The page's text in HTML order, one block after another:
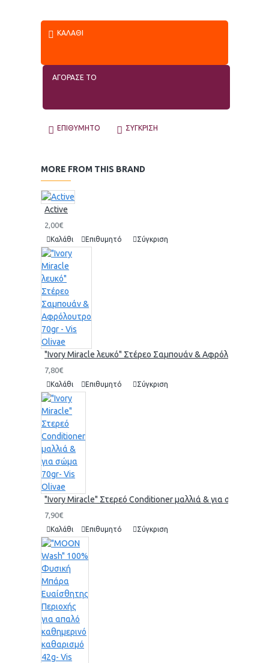
ΚΑΛΆΘΙ
ΑΓΟΡΑΣΕ ΤΟ
ΕΠΙΘΥΜΗΤΌ ΣΎΓΚΡΙΣΗ
MORE FROM THIS BRAND
Active
2,00€
Καλάθι Επιθυμητό Σύγκριση
"Ivory Miracle λευκό" Στέρεο Σαμπουάν & Αφρόλουτρο
7,80€
Καλάθι Επιθυμητό Σύγκριση
"Ivory Miracle" Στερεό Conditioner μαλλιά & για σώμα
7,90€
Καλάθι Επιθυμητό Σύγκριση